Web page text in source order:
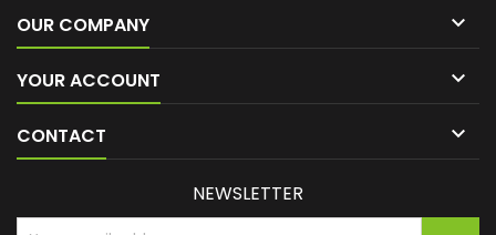
OUR COMPANY 
YOUR ACCOUNT 
CONTACT 
NEWSLETTER